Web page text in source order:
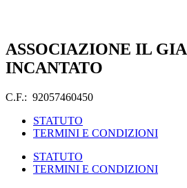
ASSOCIAZIONE IL
INCANTATO
C.F.: 92057460450
STATUTO
TERMINI E CONDIZIONI
STATUTO
TERMINI E CONDIZIONI